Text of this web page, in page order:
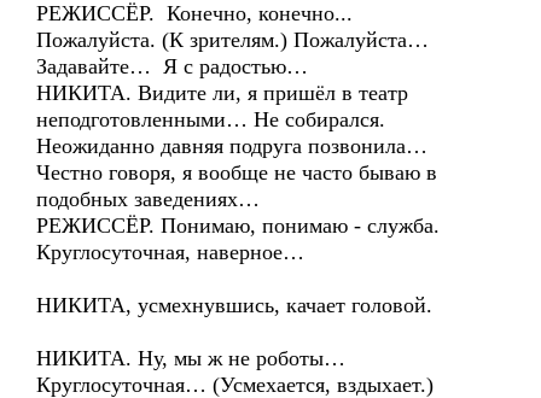
РЕЖИССЁР. Конечно, конечно...
Пожалуйста. (К зрителям.) Пожалуйста…
Задавайте… Я с радостью…
НИКИТА. Видите ли, я пришёл в театр
неподготовленными… Не собирался.
Неожиданно давняя подруга позвонила…
Честно говоря, я вообще не часто бываю в
подобных заведениях…
РЕЖИССЁР. Понимаю, понимаю - служба.
Круглосуточная, наверное…
НИКИТА, усмехнувшись, качает головой.
НИКИТА. Ну, мы ж не роботы…
Круглосуточная… (Усмехается, вздыхает.)